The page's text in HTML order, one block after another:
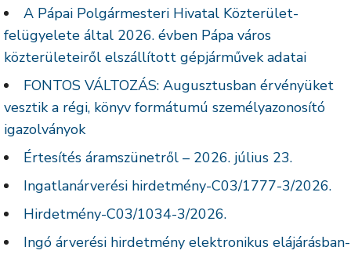
A Pápai Polgármesteri Hivatal Közterület-
felügyelete által 2026. évben Pápa város
közterületeiről elszállított gépjárművek adatai
FONTOS VÁLTOZÁS: Augusztusban érvényüket
vesztik a régi, könyv formátumú személyazonosító
igazolványok
Értesítés áramszünetről – 2026. július 23.
Ingatlanárverési hirdetmény-C03/1777-3/2026.
Hirdetmény-C03/1034-3/2026.
Ingó árverési hirdetmény elektronikus elájárásban-